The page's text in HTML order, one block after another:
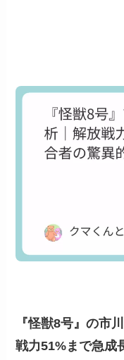
『怪獣8号』の市
戦力51%まで急成